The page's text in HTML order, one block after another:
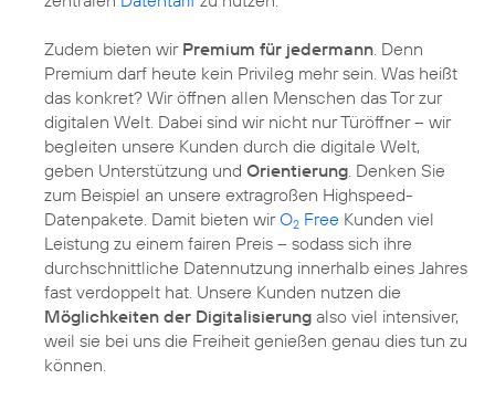
Zudem bieten wir Premium für jedermann . Denn
Premium darf heute kein Privileg mehr sein. Was heißt
das konkret? Wir öffnen allen Menschen das Tor zur
digitalen Welt. Dabei sind wir nicht nur Türöffner – wir
begleiten unsere Kunden durch die digitale Welt,
geben Unterstützung und Orientierung . Denken Sie
zum Beispiel an unsere extragroßen Highspeed-
Datenpakete. Damit bieten wirO2 Free Kunden viel
Leistung zu einem fairen Preis – sodass sich ihre
durchschnittliche Datennutzung innerhalb eines Jahres
fast verdoppelt hat. Unsere Kunden nutzen die
Möglichkeiten der Digitalisierung also viel intensiver,
weil sie bei uns die Freiheit genießen genau dies tun zu
können.